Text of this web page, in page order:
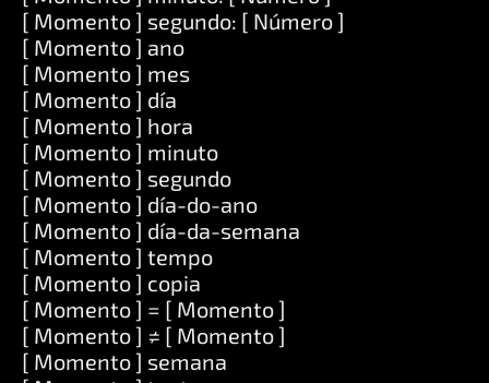
[ Momento ] segundo: [ Número ]
[ Momento ] ano
[ Momento ] mes
[ Momento ] día
[ Momento ] hora
[ Momento ] minuto
[ Momento ] segundo
[ Momento ] día-do-ano
[ Momento ] día-da-semana
[ Momento ] tempo
[ Momento ] copia
[ Momento ] = [ Momento ]
[ Momento ] ≠ [ Momento ]
[ Momento ] semana